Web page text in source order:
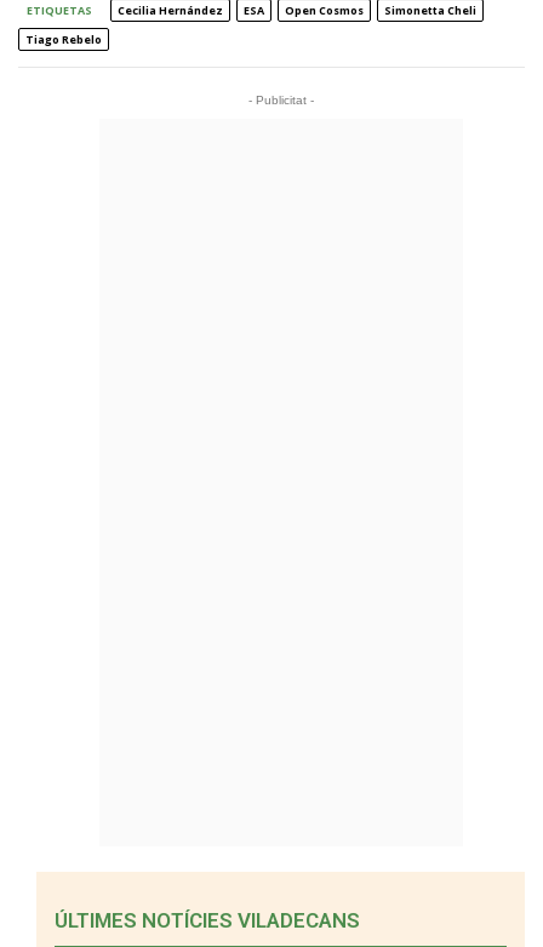
ETIQUETAS Cecilia Hernández ESA Open Cosmos
Simonetta Cheli
Tiago Rebelo
- Publicitat -
ÚLTIMES NOTÍCIES VILADECANS